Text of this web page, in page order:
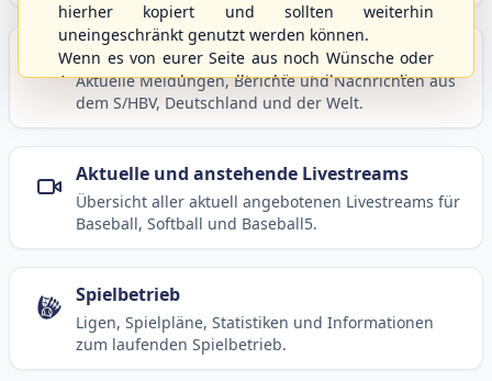
Berichte und Neuigkeiten
Aktuelle Meldungen, Berichte und Nachrichten aus
dem S/HBV, Deutschland und der Welt.
Aktuelle und anstehende Livestreams
Übersicht aller aktuell angebotenen Livestreams für
Baseball, Softball und Baseball5.
Spielbetrieb
Ligen, Spielpläne, Statistiken und Informationen
zum laufenden Spielbetrieb.
hierher kopiert und sollten weiterhin
uneingeschränkt genutzt werden können.
Wenn es von eurer Seite aus noch Wünsche oder
Anregungen geben sollte, könnt ihr uns diese
gerne an die Verbandsadresseinfo@shbvnet.de
schicken.